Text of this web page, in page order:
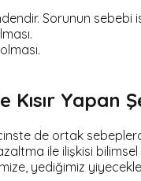
Sorunun
Yapan
de ortak
ile ilişkisi bilimsel
yediğimiz